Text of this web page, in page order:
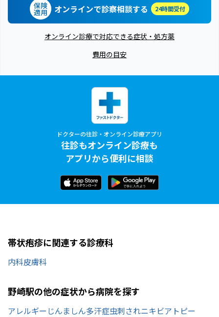
保険
適用 オンラインで診察相談する 24時間受付
オンライン診療で対応できる症状・処方薬
費用の目安
ドクターの往診・オンライン診療アプリ
往診もオンライン診療も
アプリから便利に相談
帯状疱疹に関連する診療科
内科皮膚科
野崎駅の他の症状から病院を探す
アレルギー じんましん多汗症虫刺されニキビアトピー